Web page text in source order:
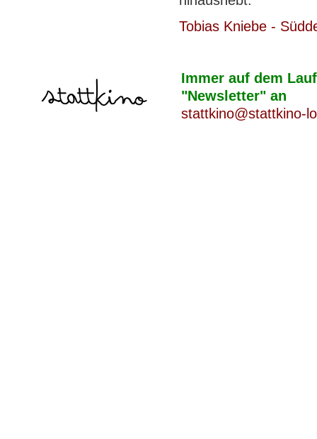
Tobias Kniebe -
Immer auf dem
"Newsletter" an
stattkino@stattkino-